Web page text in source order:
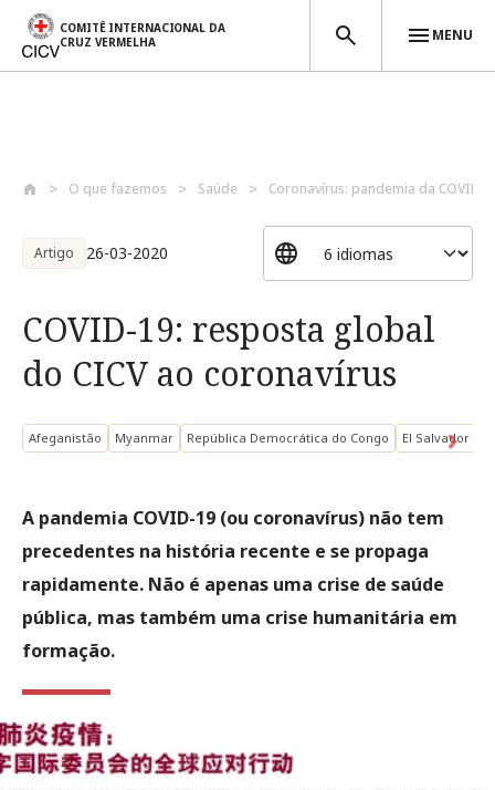
COMITÊ INTERNACIONAL DA
CRUZ VERMELHA
MENU
O que fazemos Saúde Coronavírus: pandemia da COVID-
Artigo 26-03-2020
COVID-19: resposta global
do CICV ao coronavírus
Afeganistão Myanmar República Democrática do Congo El Salvador
A pandemia COVID-19 (ou coronavírus) não tem
precedentes na história recente e se propaga
rapidamente. Não é apenas uma crise de saúde
pública, mas também uma crise humanitária em
formação.